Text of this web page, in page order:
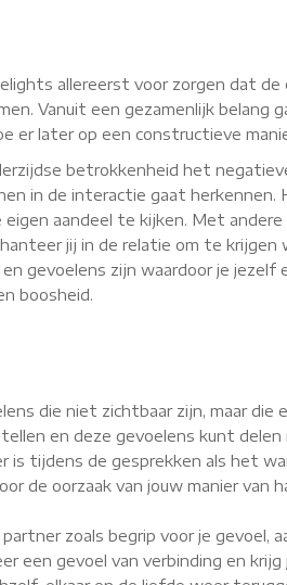
allereerst voor zorgen dat
Vanuit een gezamenlijk belang
er later op een constructieve
betrokkenheid het
in de interactie gaat herkennen.
aandeel te kijken. Met
jij in de relatie om te
gevoelens zijn waardoor je jezelf
boosheid.
die niet zichtbaar zijn, maar
en deze gevoelens kunt delen
is tijdens de gesprekken als het
de oorzaak van jouw manier van
zoals begrip voor je gevoel,
een gevoel van verbinding en